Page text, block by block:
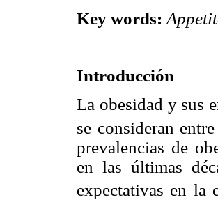
Key words:
Introducción
La obesidad y sus
se consideran
prevalencias de
en las últimas
expectativas en la